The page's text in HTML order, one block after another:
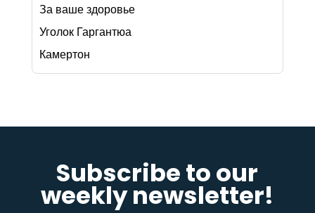
За ваше здоровье
Уголок Гаргантюа
Камертон
Subscribe to our
weekly newsletter!